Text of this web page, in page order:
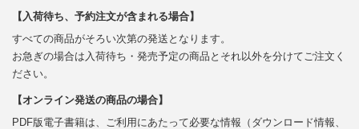
【入荷待ち、予約注文が含まれる場合】
すべての商品がそろい次第の発送となります。
お急ぎの場合は入荷待ち・発売予定の商品とそれ以外を分けてご注文く
ださい。
【オンライン発送の商品の場合】
PDF版電子書籍は、ご利用にあたって必要な情報（ダウンロード情報、